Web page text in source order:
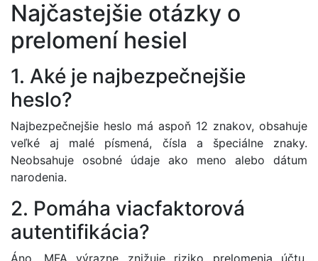
Najčastejšie otázky o
prelomení hesiel
1. Aké je najbezpečnejšie
heslo?
Najbezpečnejšie heslo má aspoň 12 znakov, obsahuje
veľké aj malé písmená, čísla a špeciálne znaky.
Neobsahuje osobné údaje ako meno alebo dátum
narodenia.
2. Pomáha viacfaktorová
autentifikácia?
Áno, MFA výrazne znižuje riziko prelomenia účtu,